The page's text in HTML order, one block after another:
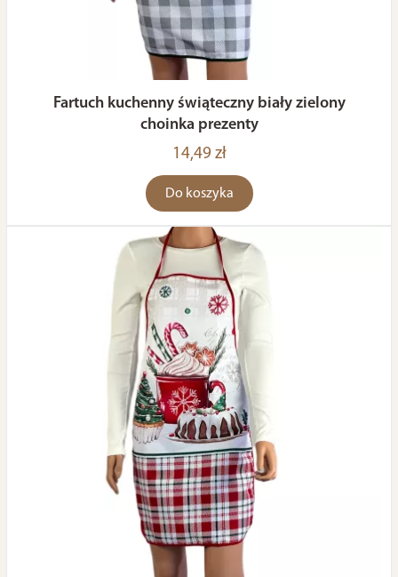
Fartuch kuchenny świąteczny biały zielony
choinka prezenty
14,49 zł
Do koszyka